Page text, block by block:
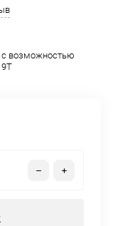
с возможностью